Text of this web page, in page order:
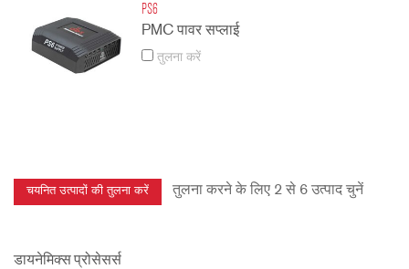
PS6
PMC पावर सप्लाई
तुलना करें
तुलना करने के लिए 2 से 6 उत्पाद चुनें
डायनेमिक्स प्रोसेसर्स